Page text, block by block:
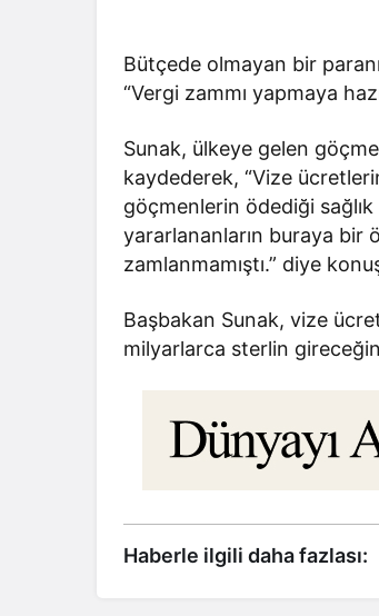
Bütçede olmayan bir
“Vergi zammı yapmaya
Sunak, ülkeye gelen
kaydederek, “Vize
göçmenlerin ödediği
yararlananların buraya bir
zamlanmamıştı.” diye
Başbakan Sunak, vize
milyarlarca sterlin
Haberle ilgili daha fazlası: